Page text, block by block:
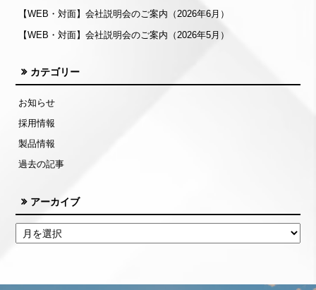
【WEB・対面】会社説明会のご案内（2026年6月）
【WEB・対面】会社説明会のご案内（2026年5月）
カテゴリー
お知らせ
採用情報
製品情報
過去の記事
アーカイブ